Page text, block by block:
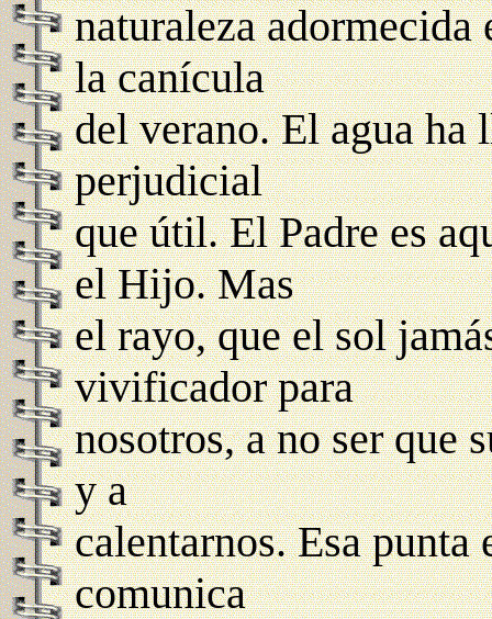
naturaleza adormecida
la canícula
del verano. El agua ha
perjudicial
que útil. El Padre es
el Hijo. Mas
el rayo, que el sol
vivificador para
nosotros, a no ser que
y a
calentarnos. Esa
comunica